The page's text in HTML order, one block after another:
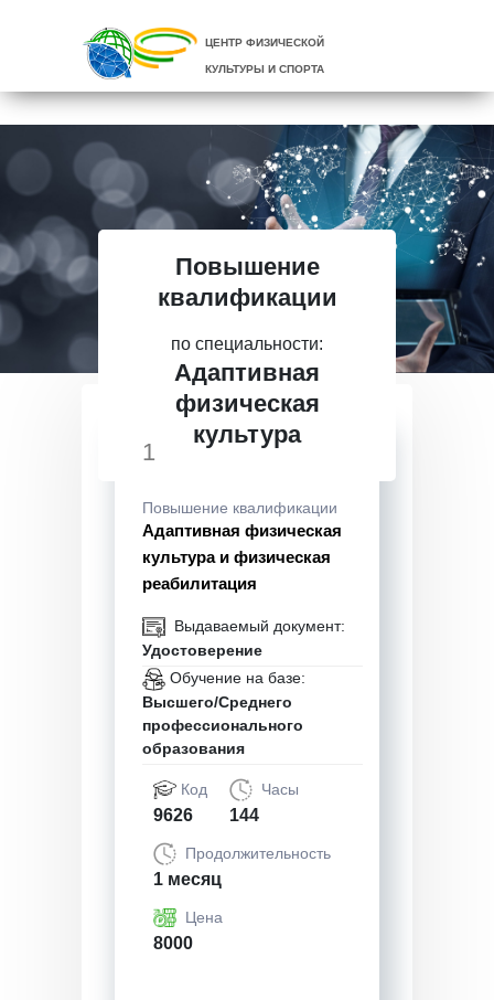
ЦЕНТР ФИЗИЧЕСКОЙ
КУЛЬТУРЫ И СПОРТА
Повышение
квалификации
по специальности:
Адаптивная
физическая
культура
1
Повышение квалификации
Адаптивная физическая
культура и физическая
реабилитация
Выдаваемый документ:
Удостоверение
Обучение на базе:
Высшего/Среднего
профессионального
образования
Код
9626
Часы
144
Продолжительность
1 месяц
Цена
8000